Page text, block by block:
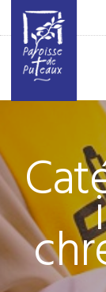
JE
ACTUALITÉ
JEUNESSE
ETAPES DE
VIE